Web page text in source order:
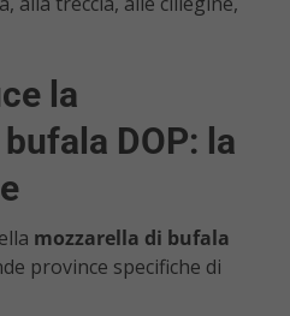
la
DOP: la
mozzarella di bufala
province specifiche di